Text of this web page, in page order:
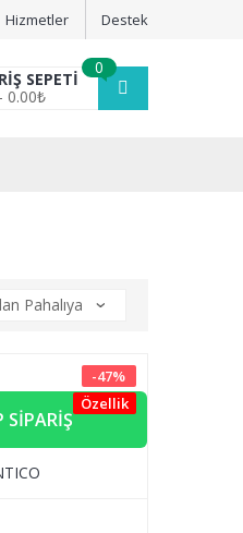
Hizmetler Destek
0
SEPETI
0.00₺
-47%
Özellik
SIPARIŞ